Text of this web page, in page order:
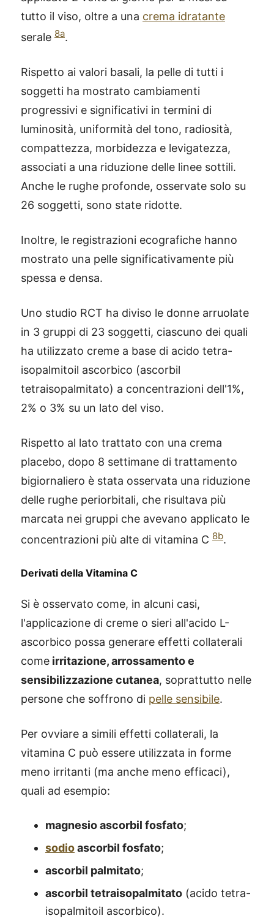
tutto il viso, oltre a una crema idratante
serale 8a.
Rispetto ai valori basali, la pelle di tutti i
soggetti ha mostrato cambiamenti
progressivi e significativi in termini di
luminosità, uniformità del tono, radiosità,
compattezza, morbidezza e levigatezza,
associati a una riduzione delle linee sottili.
Anche le rughe profonde, osservate solo su
26 soggetti, sono state ridotte.
Inoltre, le registrazioni ecografiche hanno
mostrato una pelle significativamente più
spessa e densa.
Uno studio RCT ha diviso le donne arruolate
in 3 gruppi di 23 soggetti, ciascuno dei quali
ha utilizzato creme a base di acido tetra-
isopalmitoil ascorbico (ascorbil
tetraisopalmitato) a concentrazioni dell'1%,
2% o 3% su un lato del viso.
Rispetto al lato trattato con una crema
placebo, dopo 8 settimane di trattamento
bigiornaliero è stata osservata una riduzione
delle rughe periorbitali, che risultava più
marcata nei gruppi che avevano applicato le
concentrazioni più alte di vitamina C 8b.
Derivati della Vitamina C
Si è osservato come, in alcuni casi,
l'applicazione di creme o sieri all'acido L-
ascorbico possa generare effetti collaterali
come irritazione, arrossamento e
sensibilizzazione cutanea, soprattutto nelle
persone che soffrono di pelle sensibile.
Per ovviare a simili effetti collaterali, la
vitamina C può essere utilizzata in forme
meno irritanti (ma anche meno efficaci),
quali ad esempio:
magnesio ascorbil fosfato;
sodioascorbil fosfato;
ascorbil palmitato;
ascorbil tetraisopalmitato (acido tetra-
isopalmitoil ascorbico).